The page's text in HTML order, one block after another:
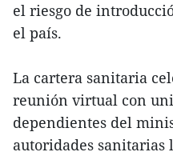
el riesgo de
el país.
La cartera sanitaria
reunión virtual con
dependientes del
autoridades sanitarias